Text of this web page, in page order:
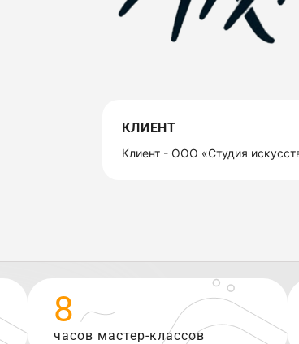
КЛИЕНТ
Клиент - ООО «Студия
8
часов мастер-классов